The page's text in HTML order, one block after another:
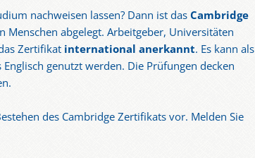
nachweisen lassen? Dann ist dasCambridge
abgelegt. Arbeitgeber, Universitäten
Zertifikat international anerkannt. Es kann als
genutzt werden. Die Prüfungen decken
des Cambridge Zertifikats vor. Melden Sie